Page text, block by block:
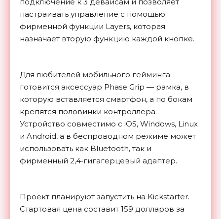
настраивать управление с помощью
фирменной функции Layers, которая
назначает вторую функцию каждой кнопке.
Для любителей мобильного гейминга
готовится аксессуар Phase Grip — рамка, в
которую вставляется смартфон, а по бокам
крепятся половинки контроллера.
Устройство совместимо с iOS, Windows, Linux
и Android, а в беспроводном режиме может
использовать как Bluetooth, так и
фирменный 2,4‑гигагерцевый адаптер.
Проект планируют запустить на Kickstarter.
Стартовая цена составит 159 долларов за